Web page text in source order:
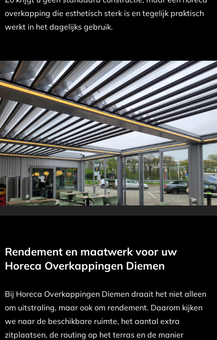
overkapping die esthetisch sterk is en tegelijk praktisch
werkt in het dagelijks gebruik.
Rendement en maatwerk voor uw
Horeca Overkappingen Diemen
Bij Horeca Overkappingen Diemen draait het niet alleen
om uitstraling, maar ook om rendement. Daarom kijken
we naar de beschikbare ruimte, het aantal extra
zitplaatsen, de routing op het terras en de manier